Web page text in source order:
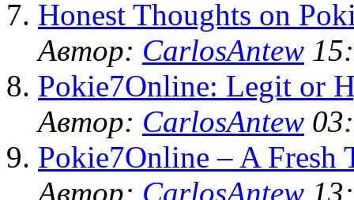
Honest Thoughts on
Автор: CarlosAntew
Pokie7Online: Legit or
Автор: CarlosAntew
Pokie7Online – A Fresh
Автор: CarlosAntew